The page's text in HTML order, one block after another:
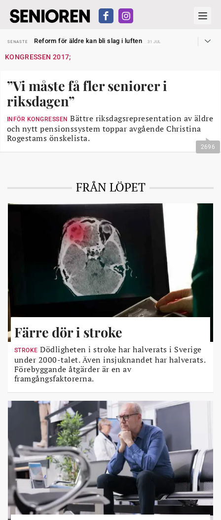
SENASTE
Reform för äldre kan bli slag i luften
31 JUL
SENASTE
Dom öppnar för rätt till garantipension
SENASTE
Liten höjning av garantipensionen
27 JUL
SENASTE
Sven Hagströmer sommarpratar
26 JUL
SENASTE
Reform för äldre kan bli slag i luften
KONGRESSEN 2017;
”Vi måste få fler seniorer i
riksdagen”
INFÖR KONGRESSEN Bättre riksdagsrepresentation av äldre
och nytt pensionssystem toppar avgående Christina
Rogestams önskelista.
2696
FRÅN LÖPET
Färre dör i stroke
STROKE Dödligheten i stroke har halverats i Sverige
under 2000-talet. Även insjuknandet har halverats.
Förebyggande åtgärder är en av
framgångsfaktorerna.